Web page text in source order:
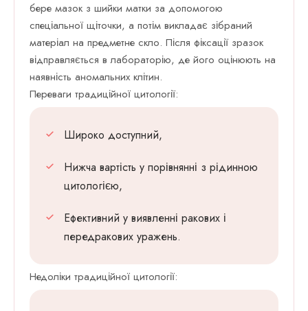
бере мазок з шийки матки за допомогою
спеціальної щіточки, а потім викладає зібраний
матеріал на предметне скло. Після фіксації зразок
відправляється в лабораторію, де його оцінюють на
наявність аномальних клітин.
Переваги традиційної цитології:
Широко доступний,
Нижча вартість у порівнянні з рідинною
цитологією,
Ефективний у виявленні ракових і
передракових уражень.
Недоліки традиційної цитології: